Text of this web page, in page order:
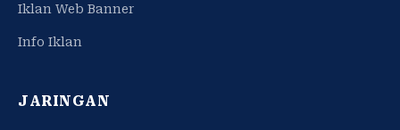
Iklan Web Banner
Info Iklan
JARINGAN